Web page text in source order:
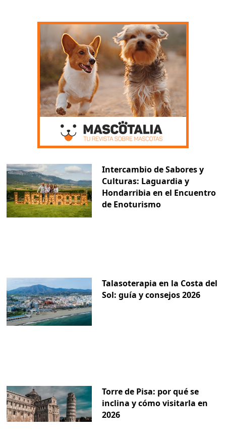
Intercambio de Sabores y
Culturas: Laguardia y
Hondarribia en el Encuentro
de Enoturismo
Talasoterapia en la Costa del
Sol: guía y consejos 2026
Torre de Pisa: por qué se
inclina y cómo visitarla en
2026